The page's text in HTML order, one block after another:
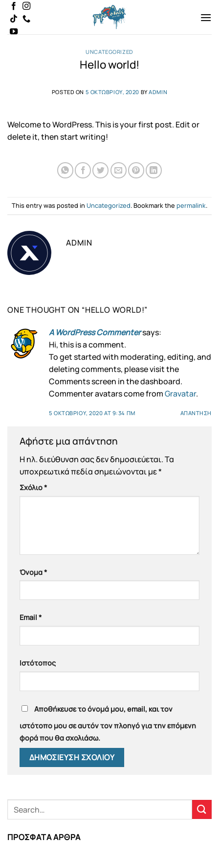
Μετάβαση
στο
περιεχόμενο
UNCATEGORIZED
Hello world!
POSTED ON 5 ΟΚΤΩΒΡΊΟΥ, 2020 BYADMIN
Welcome to WordPress. This is your first post. Edit or
delete it, then start writing!
This entry was posted in Uncategorized. Bookmark the permalink.
ADMIN
ONE THOUGHT ON “HELLO WORLD!”
A WordPress Commentersays:
Hi, this is a comment.
To get started with moderating, editing, and
deleting comments, please visit the
Comments screen in the dashboard.
Commenter avatars come fromGravatar.
5 ΟΚΤΩΒΡΊΟΥ, 2020 AT 9:34 ΠΜ ΑΠΆΝΤΗΣΗ
Αφήστε μια απάντηση
Η ηλ. διεύθυνση σας δεν δημοσιεύεται.Τα
υποχρεωτικά πεδία σημειώνονται με*
Σχόλιο*
Όνομα*
Email *
Ιστότοπος
Αποθήκευσε το όνομά μου, email, και τον
ιστότοπο μου σε αυτόν τον πλοηγό για την επόμενη
φορά που θα σχολιάσω.
ΠΡΌΣΦΑΤΑ ΆΡΘΡΑ